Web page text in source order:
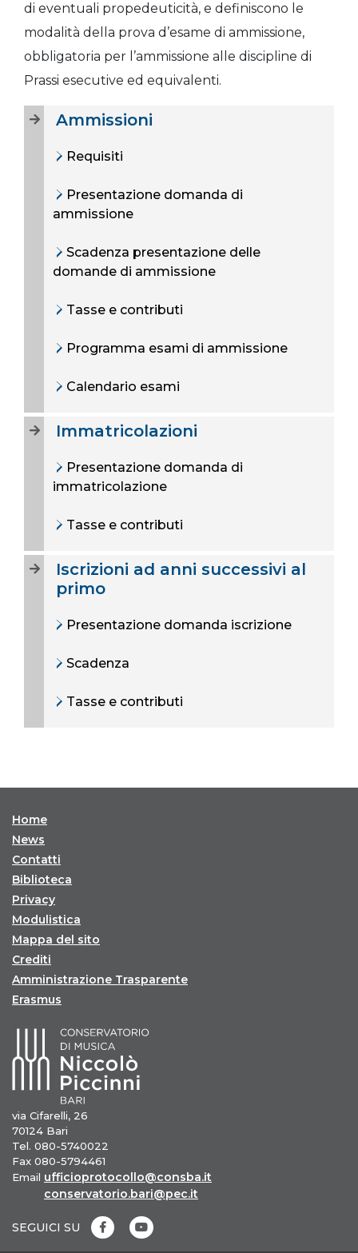
di eventuali propedeuticità, e definiscono le
modalità della prova d’esame di ammissione,
obbligatoria per l’ammissione alle discipline di
Prassi esecutive ed equivalenti.
Ammissioni
Requisiti
Presentazione domanda di
ammissione
Scadenza presentazione delle
domande di ammissione
Tasse e contributi
Programma esami di ammissione
Calendario esami
Immatricolazioni
Presentazione domanda di
immatricolazione
Tasse e contributi
Iscrizioni ad anni successivi al
primo
Presentazione domanda iscrizione
Scadenza
Tasse e contributi
Home
News
Contatti
Biblioteca
Privacy
Modulistica
Mappa del sito
Crediti
Amministrazione Trasparente
Erasmus
via Cifarelli, 26
70124 Bari
Tel. 080-5740022
Fax 080-5794461
Email ufficioprotocollo@consba.it
conservatorio.bari@pec.it
SEGUICI SU